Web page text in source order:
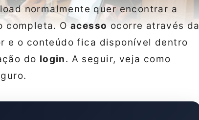
normalmente quer encontrar a
completa. Oacesso ocorre através da
e o conteúdo fica disponível dentro
do login. A seguir, veja como